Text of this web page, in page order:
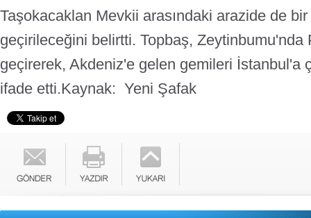
Taşokacaklan Mevkii arasındaki arazide de
geçirileceğini belirtti. Topbaş, Zeytinbumu'nda
geçirerek, Akdeniz'e gelen gemileri İstanbul'a
ifade etti.Kaynak: Yeni Şafak